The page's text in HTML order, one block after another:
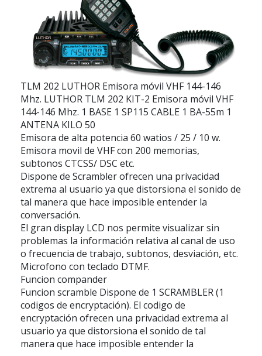
TLM 202 LUTHOR Emisora móvil VHF 144-146
Mhz. LUTHOR TLM 202 KIT-2 Emisora móvil VHF
144-146 Mhz. 1 BASE 1 SP115 CABLE 1 BA-55m 1
ANTENA KILO 50
Emisora de alta potencia 60 watios / 25 / 10 w.
Emisora movil de VHF con 200 memorias,
subtonos CTCSS/ DSC etc.
Dispone de Scrambler ofrecen una privacidad
extrema al usuario ya que distorsiona el sonido de
tal manera que hace imposible entender la
conversación.
El gran display LCD nos permite visualizar sin
problemas la información relativa al canal de uso
o frecuencia de trabajo, subtonos, desviación, etc.
Microfono con teclado DTMF.
Funcion compander
Funcion scramble Dispone de 1 SCRAMBLER (1
codigos de encryptación). El codigo de
encryptación ofrecen una privacidad extrema al
usuario ya que distorsiona el sonido de tal
manera que hace imposible entender la